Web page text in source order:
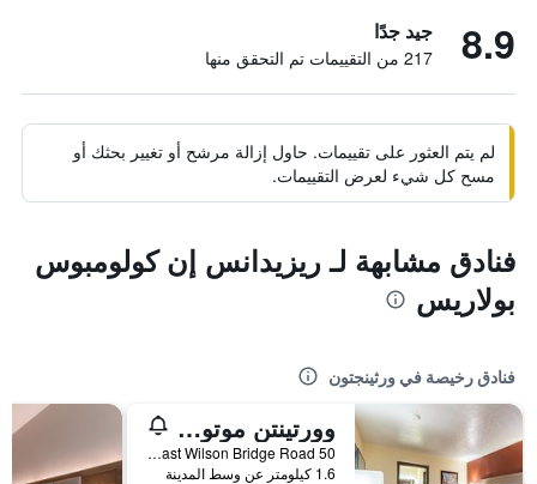
8.9 جيد جدًا
217 من التقييمات تم التحقق منها
لم يتم العثور على تقييمات. حاول إزالة مرشح أو تغيير بحثك أو
مسح كل شيء لعرض التقييمات.
فنادق مشابهة لـ ريزيدانس إن كولومبوس
بولاريس
فنادق رخيصة في ورثينجتون
وورتينتن موتور لودج
50 East Wilson Bridge Road, ورثينجتون, OH, الولايات المتحدة الأميريكية
1.6 كيلومتر عن وسط المدينة